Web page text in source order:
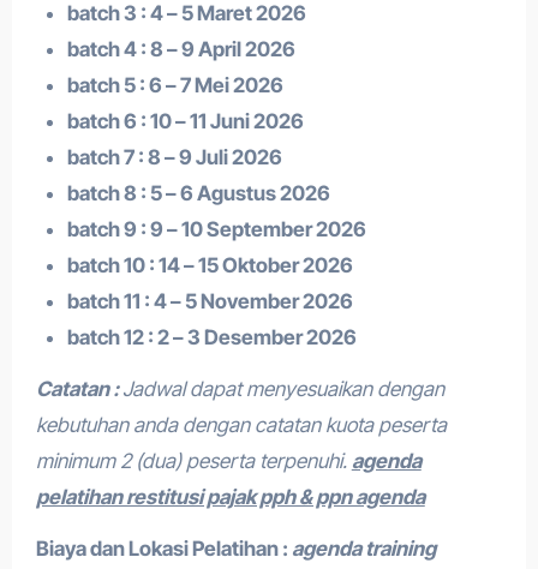
batch 3 : 4 – 5 Maret 2026
batch 4 : 8 – 9 April 2026
batch 5 : 6 – 7 Mei 2026
batch 6 : 10 – 11 Juni 2026
batch 7 : 8 – 9 Juli 2026
batch 8 : 5 – 6 Agustus 2026
batch 9 : 9 – 10 September 2026
batch 10 : 14 – 15 Oktober 2026
batch 11 : 4 – 5 November 2026
batch 12 : 2 – 3 Desember 2026
Catatan :Jadwal dapat menyesuaikan dengan
kebutuhan anda dengan catatan kuota peserta
minimum 2 (dua) peserta terpenuhi. agenda
pelatihan restitusi pajak pph & ppn agenda
Biaya dan Lokasi Pelatihan : agenda training